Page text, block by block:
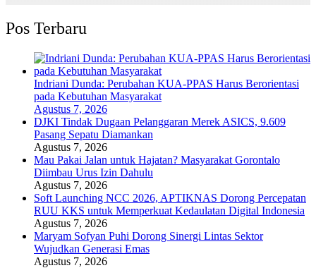
Pos Terbaru
Indriani Dunda: Perubahan KUA-PPAS Harus Berorientasi
pada Kebutuhan Masyarakat
Agustus 7, 2026
DJKI Tindak Dugaan Pelanggaran Merek ASICS, 9.609
Pasang Sepatu Diamankan
Agustus 7, 2026
Mau Pakai Jalan untuk Hajatan? Masyarakat Gorontalo
Diimbau Urus Izin Dahulu
Agustus 7, 2026
Soft Launching NCC 2026, APTIKNAS Dorong Percepatan
RUU KKS untuk Memperkuat Kedaulatan Digital Indonesia
Agustus 7, 2026
Maryam Sofyan Puhi Dorong Sinergi Lintas Sektor
Wujudkan Generasi Emas
Agustus 7, 2026